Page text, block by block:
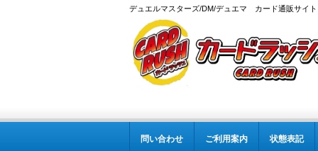
デュエルマスターズ/DM/デュエマ カード通販サイト
問い合わせ ご利用案内 状態表記